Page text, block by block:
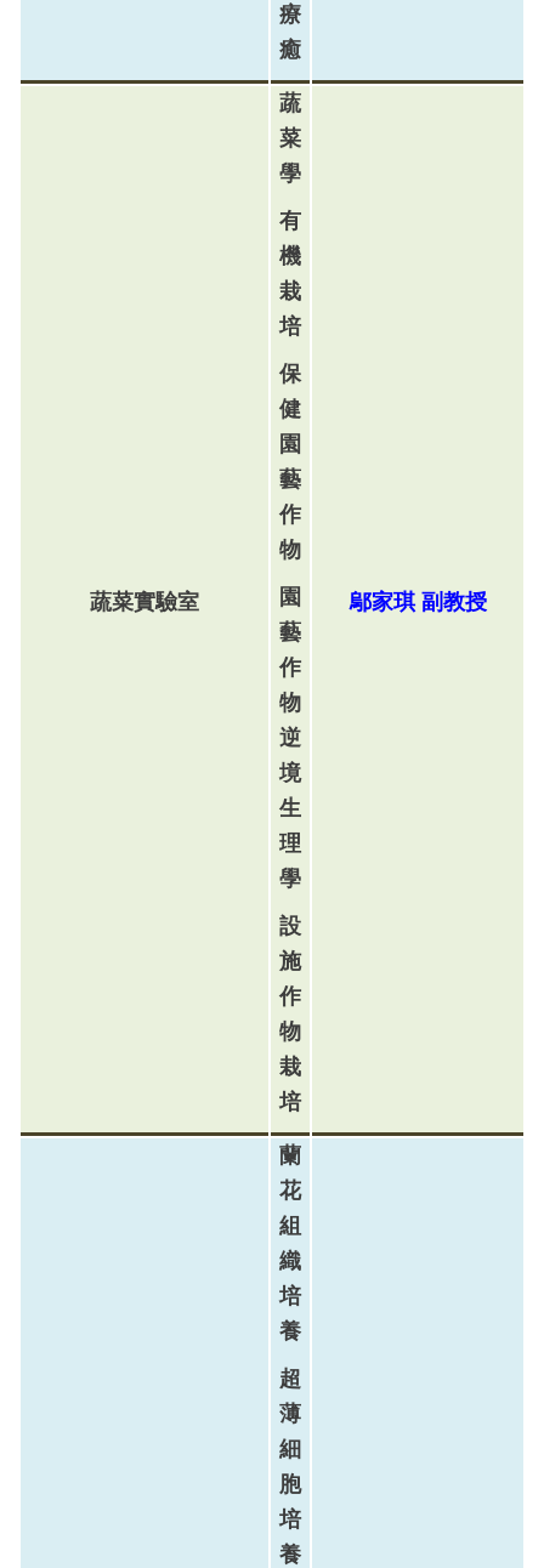
療
癒
蔬菜實驗室
蔬
菜
學
有
機
栽
培
保
健
園
藝
作
物
園
藝
作
物
逆
境
生
理
學
設
施
作
物
栽
培
鄔家琪 副 教授
蘭
花
組
織
培
養
超
薄
細
胞
培
養